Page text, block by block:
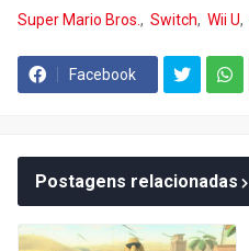
Super Mario Bros.
Switch Wii U
Facebook
Postagens relacionadas